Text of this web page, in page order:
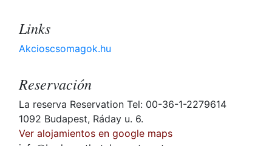
Links
Akcioscsomagok.hu
Reservación
La reserva Reservation Tel: 00-36-1-2279614
1092 Budapest, Ráday u. 6.
Ver alojamientos en google maps